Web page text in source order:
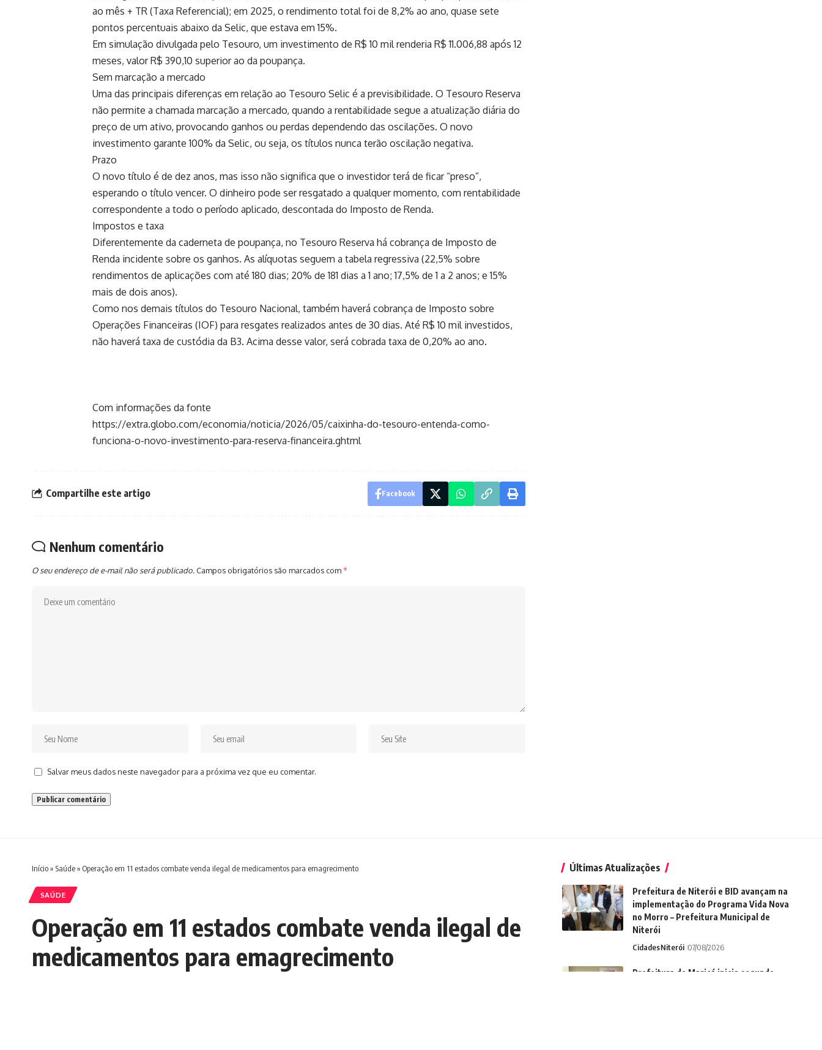
ao mês + TR (Taxa Referencial); em 2025, o rendimento total foi de 8,2% ao ano, quase sete
pontos percentuais abaixo da Selic, que estava em 15%.
Em simulação divulgada pelo Tesouro, um investimento de R$ 10 mil renderia R$ 11.006,88 após 12
meses, valor R$ 390,10 superior ao da poupança.
Sem marcação a mercado
Uma das principais diferenças em relação ao Tesouro Selic é a previsibilidade. O Tesouro Reserva
não permite a chamada marcação a mercado, quando a rentabilidade segue a atualização diária do
preço de um ativo, provocando ganhos ou perdas dependendo das oscilações. O novo
investimento garante 100% da Selic, ou seja, os títulos nunca terão oscilação negativa.
Prazo
O novo título é de dez anos, mas isso não significa que o investidor terá de ficar “preso”,
esperando o título vencer. O dinheiro pode ser resgatado a qualquer momento, com rentabilidade
correspondente a todo o período aplicado, descontada do Imposto de Renda.
Impostos e taxa
Diferentemente da caderneta de poupança, no Tesouro Reserva há cobrança de Imposto de
Renda incidente sobre os ganhos. As alíquotas seguem a tabela regressiva (22,5% sobre
rendimentos de aplicações com até 180 dias; 20% de 181 dias a 1 ano; 17,5% de 1 a 2 anos; e 15%
mais de dois anos).
Como nos demais títulos do Tesouro Nacional, também haverá cobrança de Imposto sobre
Operações Financeiras (IOF) para resgates realizados antes de 30 dias. Até R$ 10 mil investidos,
não haverá taxa de custódia da B3. Acima desse valor, será cobrada taxa de 0,20% ao ano.
Com informações da fonte
https://extra.globo.com/economia/noticia/2026/05/caixinha-do-tesouro-entenda-como-
funciona-o-novo-investimento-para-reserva-financeira.ghtml
Compartilhe este artigo Facebook
Nenhum comentário
O seu endereço de e-mail não será publicado. Campos obrigatórios são marcados com*
Salvar meus dados neste navegador para a próxima vez que eu comentar.
Início» Saúde» Operação em 11 estados combate venda ilegal de medicamentos para emagrecimento
SAÚDE
Operação em 11 estados combate venda ilegal de
medicamentos para emagrecimento
Últimas Atualizações
Prefeitura de Niterói e BID avançam na
implementação do Programa Vida Nova
no Morro – Prefeitura Municipal de
Niterói
CidadesNiterói 07/08/2026
Prefeitura de Maricá inicia segundo